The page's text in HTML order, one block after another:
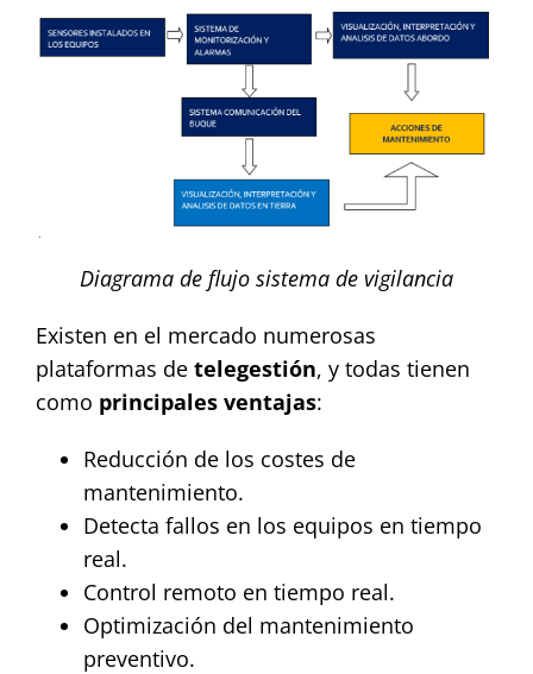
Diagrama de flujo sistema de vigilancia
Existen en el mercado numerosas
plataformas de telegestión, y todas tienen
como principales ventajas:
Reducción de los costes de
mantenimiento.
Detecta fallos en los equipos en tiempo
real.
Control remoto en tiempo real.
Optimización del mantenimiento
preventivo.